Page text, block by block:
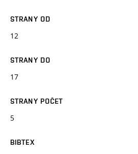
STRANY OD
12
STRANY DO
17
STRANY POČET
5
BIBTEX